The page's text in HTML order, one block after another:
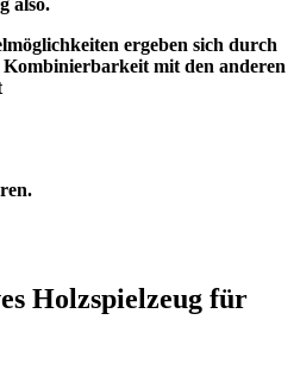
also.
ergeben sich durch
mit den anderen
Holzspielzeug für